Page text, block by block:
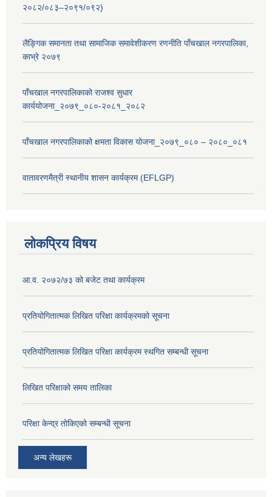
२०८२/०८३–२०९१/०९२)
लैङ्गिक समानता तथा सामाजिक समावेशीकरण रणनीति पाँचखाल नगरपालिका,
काभ्रे २०७९
पाँचखाल नगरपालिकाको राजश्व सुधार
कार्ययोजना_२०७९_०८०-२०८१_२०८२
पाँचखाल नगरपालिकाको क्षमता विकास योजना_२०७९_०८० – २०८०_०८१
वातावरणमैत्री स्थानीय शासन कार्यक्रम (EFLGP)
लोकप्रिय विषय
आ.व. २०७२/७३ को बजेट तथा कार्यक्रम
प्रतियोगितात्मक लिखित परिक्षा कार्यक्रमको सूचना
प्रतियोगितात्मक लिखित परिक्षा कार्यक्रम स्थगित सम्बन्धी सूचना
लिखित परिक्षाको समय तालिका
परिक्षा केन्द्र तोकिएको सम्बन्धी सूचना
अन्य लेखहरू